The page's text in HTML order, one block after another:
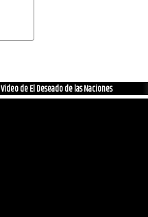
Video de El Deseado de las Naciones